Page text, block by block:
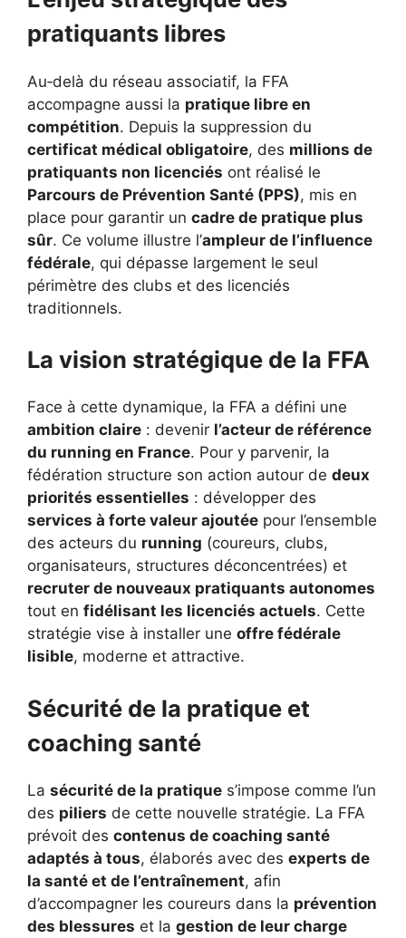
pratiquants libres
Au‑delà du réseau associatif, la FFA
accompagne aussi la pratique libre en
compétition. Depuis la suppression du
certificat médical obligatoire, des millions de
pratiquants non licenciés ont réalisé le
Parcours de Prévention Santé (PPS), mis en
place pour garantir un cadre de pratique plus
sûr. Ce volume illustre l’ampleur de l’influence
fédérale, qui dépasse largement le seul
périmètre des clubs et des licenciés
traditionnels.
La vision stratégique de la FFA
Face à cette dynamique, la FFA a défini une
ambition claire : devenir l’acteur de référence
du running en France. Pour y parvenir, la
fédération structure son action autour de deux
priorités essentielles : développer des
services à forte valeur ajoutée pour l’ensemble
des acteurs du running (coureurs, clubs,
organisateurs, structures déconcentrées) et
recruter de nouveaux pratiquants autonomes
tout en fidélisant les licenciés actuels. Cette
stratégie vise à installer une offre fédérale
lisible, moderne et attractive.
Sécurité de la pratique et
coaching santé
La sécurité de la pratique s’impose comme l’un
des piliers de cette nouvelle stratégie. La FFA
prévoit des contenus de coaching santé
adaptés à tous, élaborés avec des experts de
la santé et de l’entraînement, afin
d’accompagner les coureurs dans la prévention
des blessures et la gestion de leur charge